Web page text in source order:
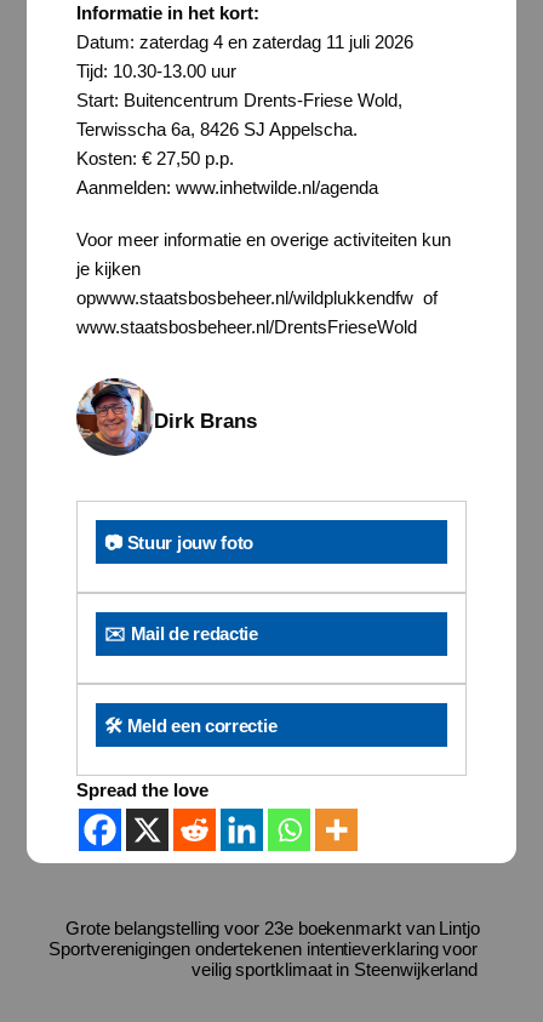
Informatie in het kort:
Datum: zaterdag 4 en zaterdag 11 juli 2026
Tijd: 10.30-13.00 uur
Start: Buitencentrum Drents-Friese Wold,
Terwisscha 6a, 8426 SJ Appelscha.
Kosten: € 27,50 p.p.
Aanmelden: www.inhetwilde.nl/agenda
Voor meer informatie en overige activiteiten kun
je kijken
opwww.staatsbosbeheer.nl/wildplukkendfw of
www.staatsbosbeheer.nl/DrentsFrieseWold
Dirk Brans
📷 Stuur jouw foto
✉️ Mail de redactie
🛠️ Meld een correctie
Spread the love
Grote belangstelling voor 23e boekenmarkt van Lintjo
Sportverenigingen ondertekenen intentieverklaring voor
veilig sportklimaat in Steenwijkerland